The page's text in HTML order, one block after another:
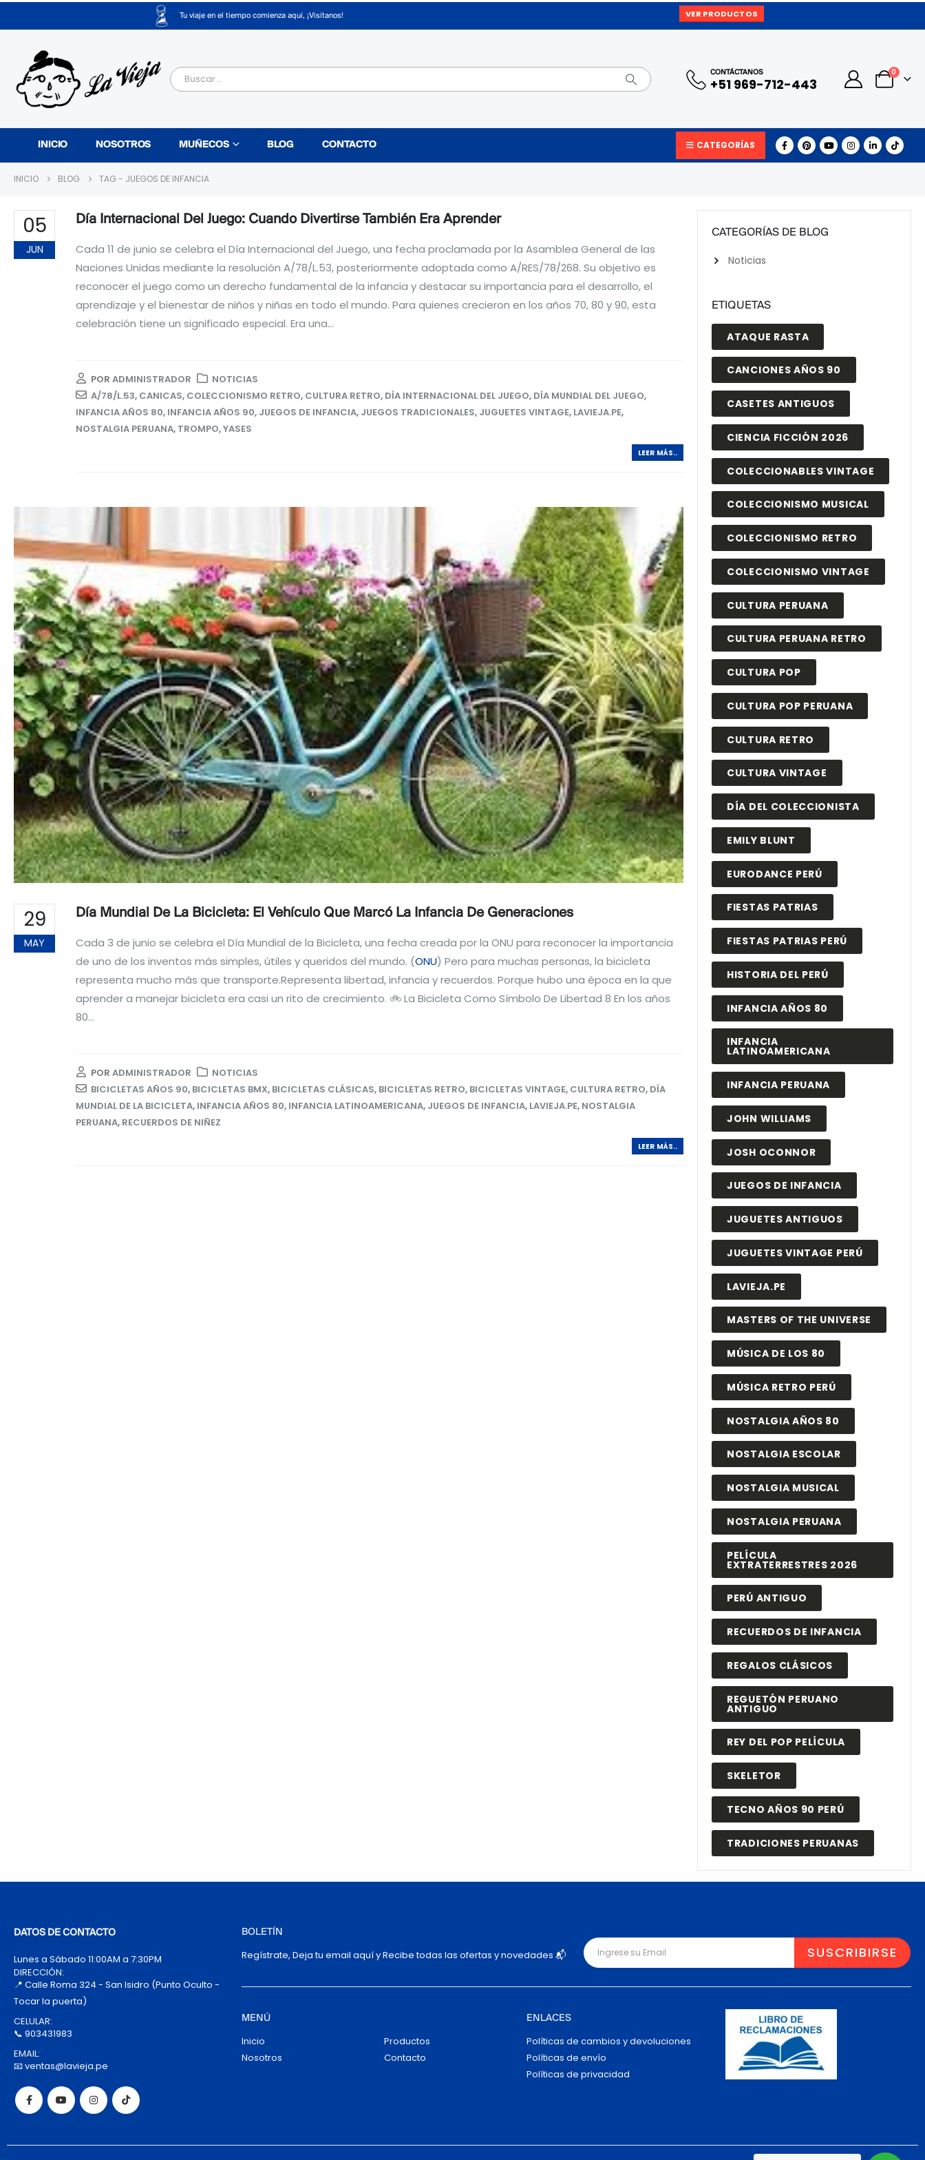
Tu viaje en el tiempo comienza aquí, ¡Visítanos! VER PRODUCTOS
CONTÁCTANOS
+51 969-712-443
0
INICIO NOSOTROS MUÑECOS BLOG CONTACTO CATEGORÍAS
INICIO BLOG TAG - JUEGOS DE INFANCIA
05
JUN
Día Internacional Del Juego: Cuando Divertirse También Era Aprender
Cada 11 de junio se celebra el Día Internacional del Juego, una fecha proclamada por la Asamblea General de las
Naciones Unidas mediante la resolución A/78/L.53, posteriormente adoptada como A/RES/78/268. Su objetivo es
reconocer el juego como un derecho fundamental de la infancia y destacar su importancia para el desarrollo, el
aprendizaje y el bienestar de niños y niñas en todo el mundo. Para quienes crecieron en los años 70, 80 y 90, esta
celebración tiene un significado especial. Era una...
POR ADMINISTRADOR
NOTICIAS
A/78/L.53, CANICAS, COLECCIONISMO RETRO, CULTURA RETRO, DÍA INTERNACIONAL DEL JUEGO, DÍA MUNDIAL DEL JUEGO,
INFANCIA AÑOS 80, INFANCIA AÑOS 90, JUEGOS DE INFANCIA, JUEGOS TRADICIONALES, JUGUETES VINTAGE, LAVIEJA.PE,
NOSTALGIA PERUANA, TROMPO,YASES
LEER MÁS..
29
MAY
Día Mundial De La Bicicleta: El Vehículo Que Marcó La Infancia De Generaciones
Cada 3 de junio se celebra el Día Mundial de la Bicicleta, una fecha creada por la ONU para reconocer la importancia
de uno de los inventos más simples, útiles y queridos del mundo. (ONU) Pero para muchas personas, la bicicleta
representa mucho más que transporte.Representa libertad, infancia y recuerdos. Porque hubo una época en la que
aprender a manejar bicicleta era casi un rito de crecimiento. 🚲 La Bicicleta Como Símbolo De Libertad 8 En los años
80...
POR ADMINISTRADOR
NOTICIAS
BICICLETAS AÑOS 90, BICICLETAS BMX, BICICLETAS CLÁSICAS, BICICLETAS RETRO, BICICLETAS VINTAGE, CULTURA RETRO, DÍA
MUNDIAL DE LA BICICLETA, INFANCIA AÑOS 80, INFANCIA LATINOAMERICANA, JUEGOS DE INFANCIA, LAVIEJA.PE, NOSTALGIA
PERUANA, RECUERDOS DE NIÑEZ
LEER MÁS..
CATEGORÍAS DE BLOG
Noticias
ETIQUETAS
ATAQUE RASTA
CANCIONES AÑOS 90
CASETES ANTIGUOS
CIENCIA FICCIÓN 2026
COLECCIONABLES VINTAGE
COLECCIONISMO MUSICAL
COLECCIONISMO RETRO
COLECCIONISMO VINTAGE
CULTURA PERUANA
CULTURA PERUANA RETRO
CULTURA POP
CULTURA POP PERUANA
CULTURA RETRO
CULTURA VINTAGE
DÍA DEL COLECCIONISTA
EMILY BLUNT
EURODANCE PERÚ
FIESTAS PATRIAS
FIESTAS PATRIAS PERÚ
HISTORIA DEL PERÚ
INFANCIA AÑOS 80
INFANCIA
LATINOAMERICANA
INFANCIA PERUANA
JOHN WILLIAMS
JOSH OCONNOR
JUEGOS DE INFANCIA
JUGUETES ANTIGUOS
JUGUETES VINTAGE PERÚ
LAVIEJA.PE
MASTERS OF THE UNIVERSE
MÚSICA DE LOS 80
MÚSICA RETRO PERÚ
NOSTALGIA AÑOS 80
NOSTALGIA ESCOLAR
NOSTALGIA MUSICAL
NOSTALGIA PERUANA
PELÍCULA
EXTRATERRESTRES 2026
PERÚ ANTIGUO
RECUERDOS DE INFANCIA
REGALOS CLÁSICOS
REGUETÓN PERUANO
ANTIGUO
REY DEL POP PELÍCULA
SKELETOR
TECNO AÑOS 90 PERÚ
TRADICIONES PERUANAS
DATOS DE CONTACTO
Lunes a Sábado 11:00AM a 7:30PM
DIRECCIÓN:
📍 Calle Roma 324 - San Isidro (Punto Oculto -
Tocar la puerta)
CELULAR:
📞 903431983
EMAIL:
📧 ventas@lavieja.pe
BOLETÍN
Regístrate, Deja tu email aquí y Recibe todas las ofertas y novedades 📬
MENÚ
Inicio
Nosotros
Productos
Contacto
ENLACES
Políticas de cambios y devoluciones
Políticas de envío
Políticas de privacidad